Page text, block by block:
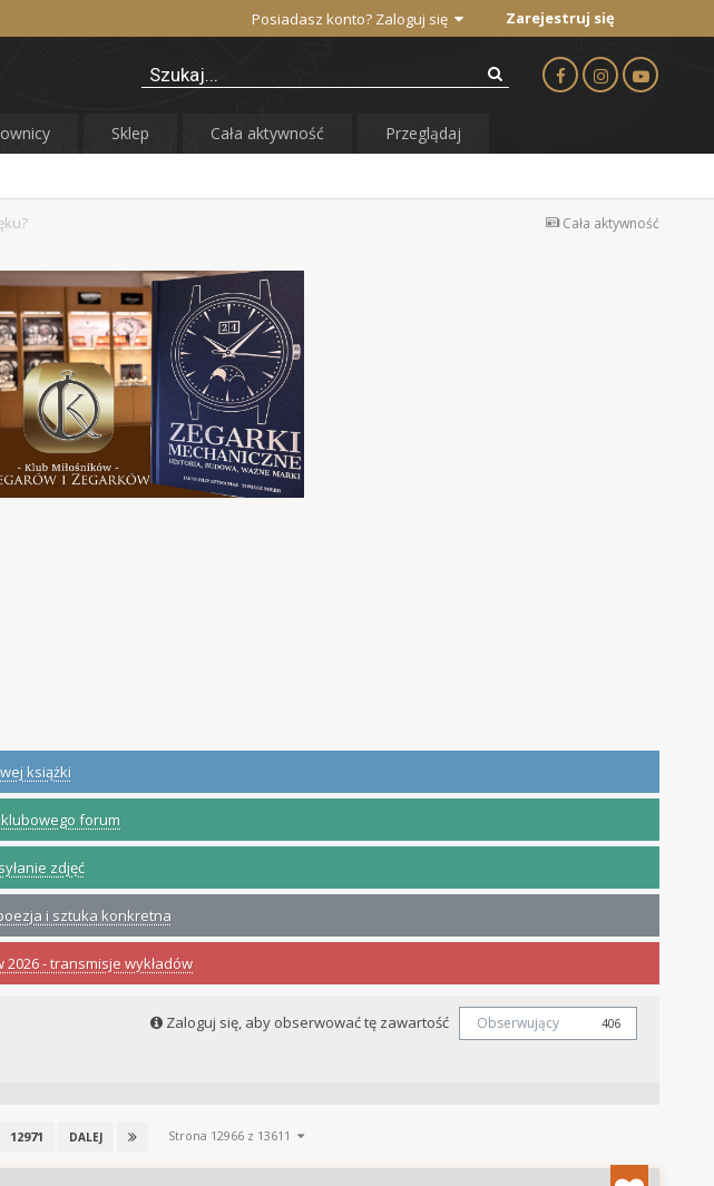
Posiadasz konto? Zaloguj się Zarejestruj się
Sklep Cała aktywność Przeglądaj
Cała aktywność
książki
forum
zdjęć
i sztuka konkretna
2026 - transmisje wykładów
Zaloguj się, aby obserwować tę zawartość Obserwujący 406
12971 DALEJ Strona 12966 z 13611